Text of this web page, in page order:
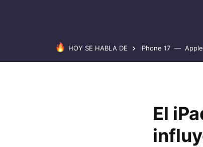
HOY SE HABLA DE iPhone 17
El